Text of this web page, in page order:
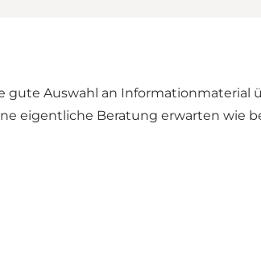
gute Auswahl an Informationmaterial
eigentliche Beratung erwarten wie